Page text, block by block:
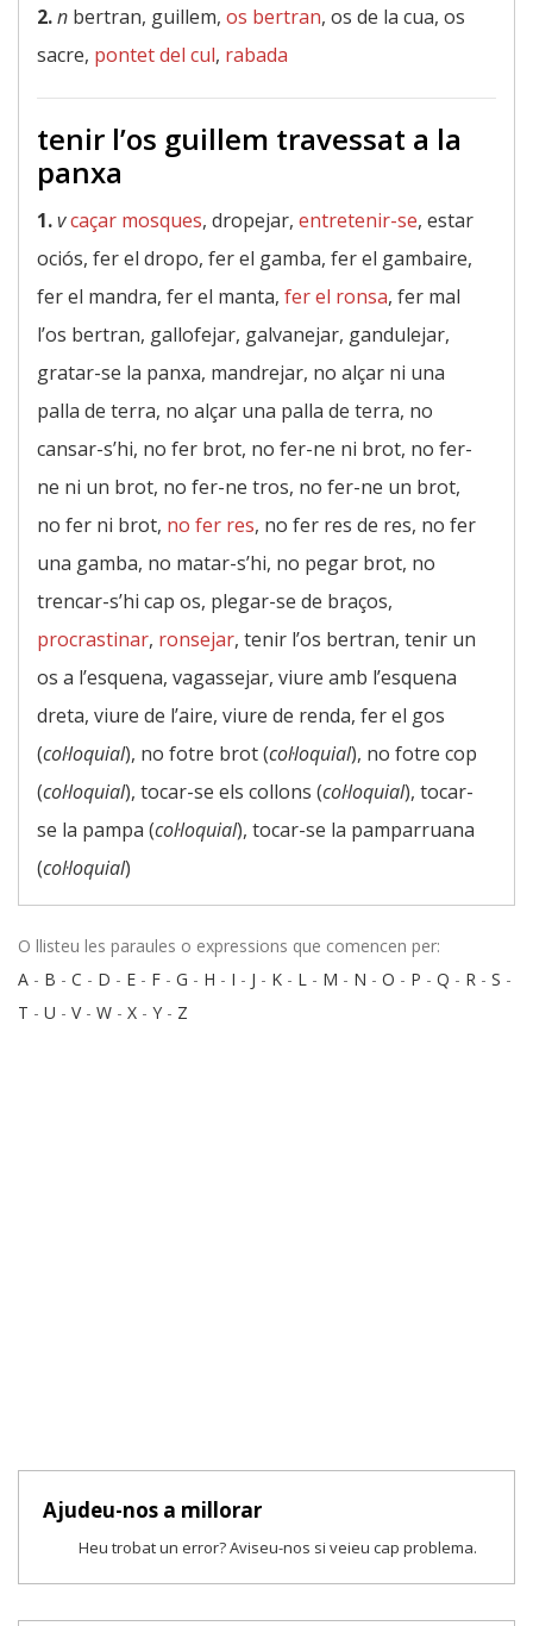
2.n bertran, guillem, os bertran, os de la cua, os
sacre, pontet del cul, rabada
tenir l’os guillem travessat a la
panxa
1.vcaçar mosques, dropejar, entretenir-se, estar
ociós, fer el dropo, fer el gamba, fer el gambaire,
fer el mandra, fer el manta, fer el ronsa, fer mal
l’os bertran, gallofejar, galvanejar, gandulejar,
gratar-se la panxa, mandrejar, no alçar ni una
palla de terra, no alçar una palla de terra, no
cansar-s’hi, no fer brot, no fer-ne ni brot, no fer-
ne ni un brot, no fer-ne tros, no fer-ne un brot,
no fer ni brot, no fer res, no fer res de res, no fer
una gamba, no matar-s’hi, no pegar brot, no
trencar-s’hi cap os, plegar-se de braços,
procrastinar, ronsejar, tenir l’os bertran, tenir un
os a l’esquena, vagassejar, viure amb l’esquena
dreta, viure de l’aire, viure de renda, fer el gos
(col·loquial), no fotre brot (col·loquial), no fotre cop
(col·loquial), tocar-se els collons (col·loquial), tocar-
se la pampa (col·loquial), tocar-se la pamparruana
(col·loquial)
O llisteu les paraules o expressions que comencen per:
A - B - C - D - E - F - G - H - I - J - K - L - M - N - O - P - Q - R - S -
T - U - V- W - X - Y - Z
Ajudeu-nos a millorar
Heu trobat un error? Aviseu-nos si veieu cap problema.